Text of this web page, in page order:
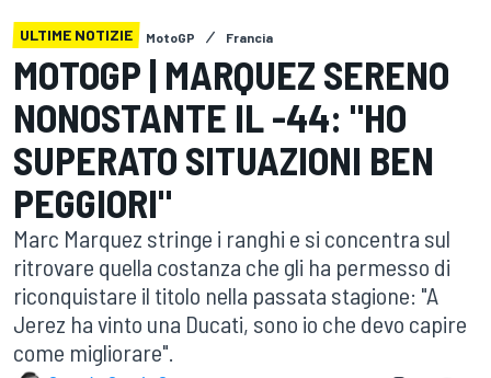
ULTIME NOTIZIE MotoGP Francia
MOTOGP | MARQUEZ SERENO
NONOSTANTE IL -44: "HO
SUPERATO SITUAZIONI BEN
PEGGIORI"
Marc Marquez stringe i ranghi e si concentra sul
ritrovare quella costanza che gli ha permesso di
riconquistare il titolo nella passata stagione: "A
Jerez ha vinto una Ducati, sono io che devo capire
come migliorare".